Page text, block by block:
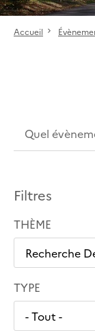
Accueil
Filtres
THÈME
TYPE